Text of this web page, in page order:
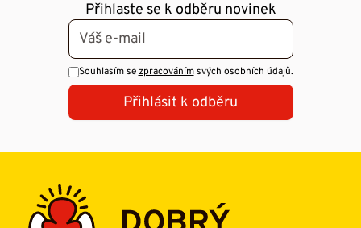
Přihlaste se k odběru novinek
Souhlasím sezpracovánímsvých osobních údajů.
Přihlásit k odběru